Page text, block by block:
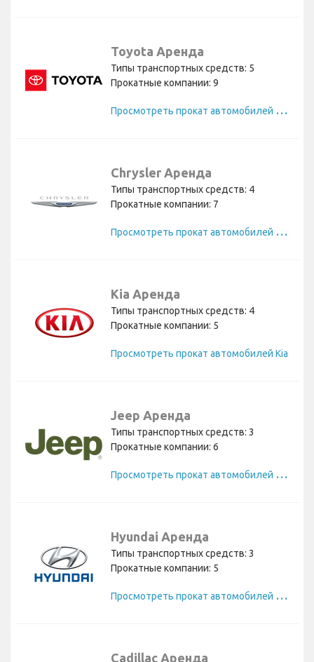
Toyota Аренда
Типы транспортных средств: 5
Прокатные компании: 9
П
росмотреть прокат автомобилей Toyota
Chrysler Аренда
Типы транспортных средств: 4
Прокатные компании: 7
П
росмотреть прокат автомобилей Chrysler
Kia Аренда
Типы транспортных средств: 4
Прокатные компании: 5
Просмотреть прокат автомобилей Kia
Jeep Аренда
Типы транспортных средств: 3
Прокатные компании: 6
П
росмотреть прокат автомобилей Jeep
Hyundai Аренда
Типы транспортных средств: 3
Прокатные компании: 5
П
росмотреть прокат автомобилей Hyundai
Cadillac Аренда